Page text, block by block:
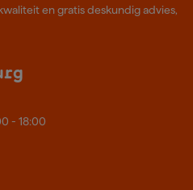
en gratis deskundig advies,
- 18:00